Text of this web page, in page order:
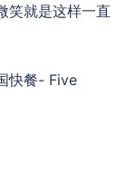
笑就是这样一直
快餐- Five